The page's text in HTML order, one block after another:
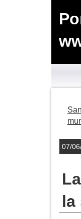
07/
la